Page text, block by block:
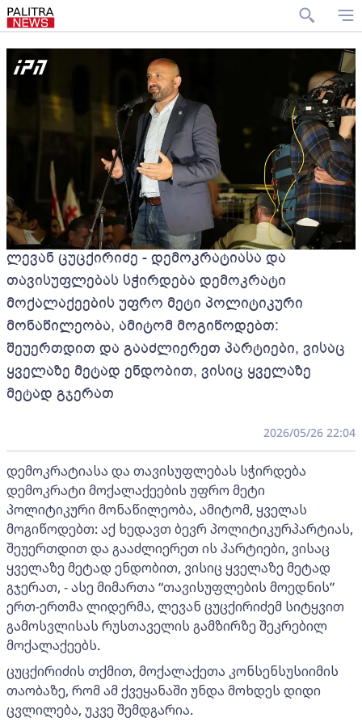
ლევან ცუცქირიძე - დემოკრატიასა და
თავისუფლებას სჭირდება დემოკრატი
მოქალაქეების უფრო მეტი პოლიტიკური
მონაწილეობა, ამიტომ მოგიწოდებთ:
შეუერთდით და გააძლიერეთ პარტიები, ვისაც
ყველაზე მეტად ენდობით, ვისიც ყველაზე
მეტად გჯერათ
2026/05/26 22:04
დემოკრატიასა და თავისუფლებას სჭირდება
დემოკრატი მოქალაქეების უფრო მეტი
პოლიტიკური მონაწილეობა, ამიტომ, ყველას
მოგიწოდებთ: აქ ხედავთ ბევრ პოლიტიკურპარტიას,
შეუერთდით და გააძლიერეთ ის პარტიები, ვისაც
ყველაზე მეტად ენდობით, ვისიც ყველაზე მეტად
გჯერათ, - ასე მიმართა “თავისუფლების მოედნის”
ერთ-ერთმა ლიდერმა, ლევან ცუცქირიძემ სიტყვით
გამოსვლისას რუსთაველის გამზირზე შეკრებილ
მოქალაქეებს.
ცუცქირიძის თქმით, მოქალაქეთა კონსენსუსიიმის
თაობაზე, რომ ამ ქვეყანაში უნდა მოხდეს დიდი
ცვლილება, უკვე შემდგარია.